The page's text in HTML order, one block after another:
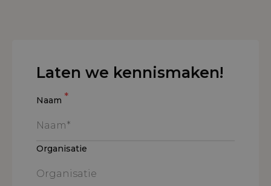
Laten we kennismaken!
Naam *
Organisatie